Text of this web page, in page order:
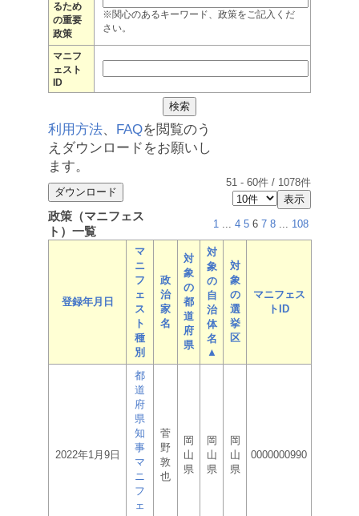
るため
の重要
政策
※関心のあるキーワード、政策をご記入くだ
さい。
マニフ
ェスト
ID
利用方法、 FAQを閲覧のう
えダウンロードをお願いし
ます。
51 - 60件 / 1078件
政策（マニフェス
ト）一覧
1 ... 4 5 6 7 8 ... 108
登録年月日
マ
ニ
フ
ェ
ス
ト
種
別
政
治
家
名
対
象
の
都
道
府
県
対
象
の
自
治
体
名
▲
対
象
の
選
挙
区
マニフェス
トID
2022年1月9日
都
道
府
県
知
事
マ
ニ
フ
ェ
菅
野
敦
也
岡
山
県
岡
山
県
岡
山
県
0000000990